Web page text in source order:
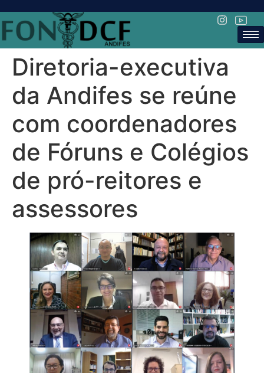
Diretoria-executiva
da Andifes se reúne
com coordenadores
de Fóruns e Colégios
de pró-reitores e
assessores